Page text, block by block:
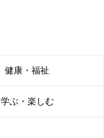
健康・福祉
学ぶ・楽しむ